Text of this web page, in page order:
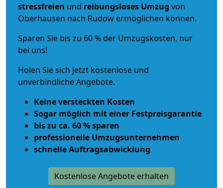
stressfreien und reibungsloses Umzug von
Oberhausen nach Rudow ermöglichen können.
Sparen Sie bis zu 60 % der Umzugskosten, nur
bei uns!
Holen Sie sich jetzt kostenlose und
unverbindliche Angebote.
Keine versteckten Kosten
Sogar möglich mit einer Festpreisgarantie
bis zu ca. 60 % sparen
professionelle Umzugsunternehmen
schnelle Auftragsabwicklung
Kostenlose Angebote erhalten